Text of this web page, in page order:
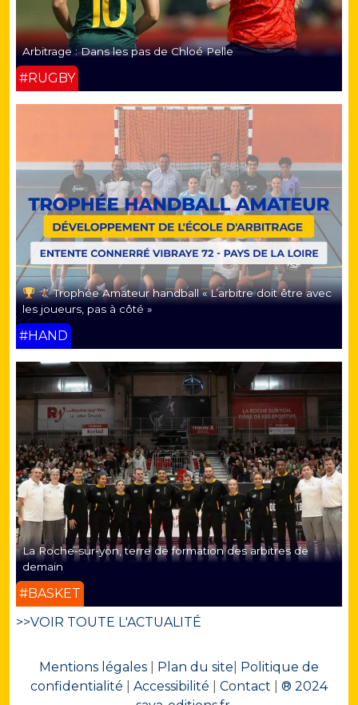
Arbitrage : Dans les pas de Chloé Pelle
#RUGBY
Trophée Amateur handball « L’arbitre doit être avec
les joueurs, pas à côté »
#HAND
La Roche-sur-yon, terre de formation des arbitres de
demain
#BASKET
>>VOIR TOUTE L'ACTUALITÉ
Mentions légales Plan du site
Politique de
confidentialité
Accessibilité Contact
® 2024